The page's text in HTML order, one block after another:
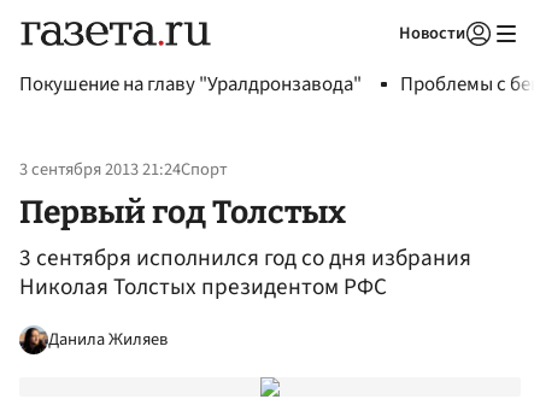
Новости
Покушение на главу "Уралдронзавода" Проблемы с
3 сентября 2013 21:24Спорт
Первый год Толстых
3 сентября исполнился год со дня избрания
Николая Толстых президентом РФС
Данила Жиляев